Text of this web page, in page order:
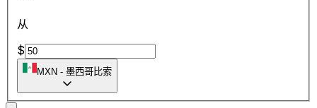
从
$
MXN - 墨西哥比索